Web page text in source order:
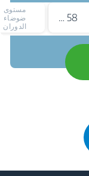
58 ديسيبل
مستوى
ضوضاء
الدوران